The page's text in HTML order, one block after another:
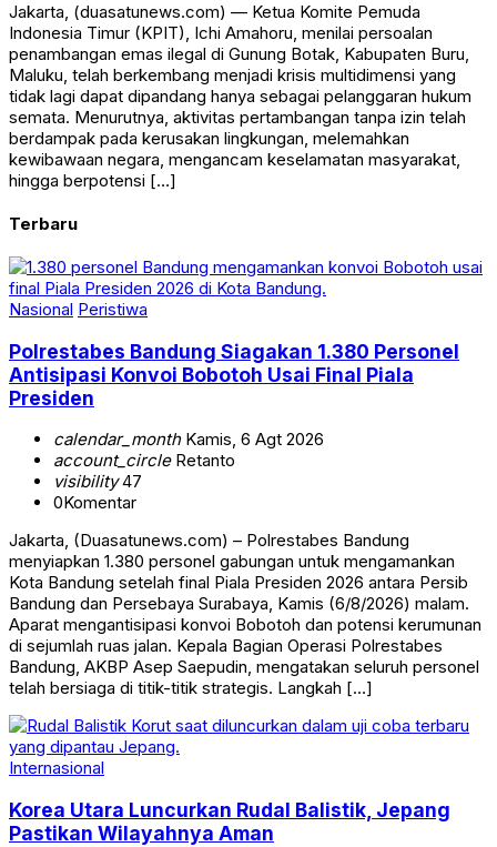
Jakarta, (duasatunews.com) — Ketua Komite Pemuda
Indonesia Timur (KPIT), Ichi Amahoru, menilai persoalan
penambangan emas ilegal di Gunung Botak, Kabupaten Buru,
Maluku, telah berkembang menjadi krisis multidimensi yang
tidak lagi dapat dipandang hanya sebagai pelanggaran hukum
semata. Menurutnya, aktivitas pertambangan tanpa izin telah
berdampak pada kerusakan lingkungan, melemahkan
kewibawaan negara, mengancam keselamatan masyarakat,
hingga berpotensi […]
Terbaru
Nasional Peristiwa
Polrestabes Bandung Siagakan 1.380 Personel
Antisipasi Konvoi Bobotoh Usai Final Piala
Presiden
calendar_monthKamis, 6 Agt 2026
account_circleRetanto
visibility47
0Komentar
Jakarta, (Duasatunews.com) – Polrestabes Bandung
menyiapkan 1.380 personel gabungan untuk mengamankan
Kota Bandung setelah final Piala Presiden 2026 antara Persib
Bandung dan Persebaya Surabaya, Kamis (6/8/2026) malam.
Aparat mengantisipasi konvoi Bobotoh dan potensi kerumunan
di sejumlah ruas jalan. Kepala Bagian Operasi Polrestabes
Bandung, AKBP Asep Saepudin, mengatakan seluruh personel
telah bersiaga di titik-titik strategis. Langkah […]
Internasional
Korea Utara Luncurkan Rudal Balistik, Jepang
Pastikan Wilayahnya Aman